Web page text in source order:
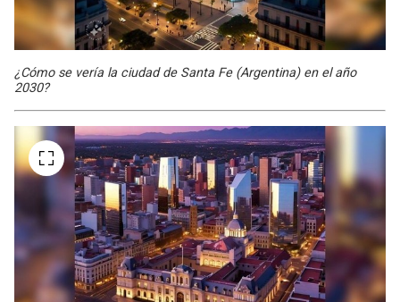
¿Cómo se vería la ciudad de Santa Fe (Argentina) en el año
2030?